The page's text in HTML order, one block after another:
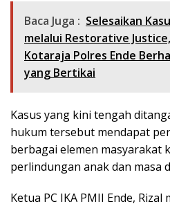
Baca Juga : ​Selesaikan
melalui Restorative
Kotaraja Polres Ende
yang Bertikai
Kasus yang kini tengah
hukum tersebut mendapat
berbagai elemen masyarakat
perlindungan anak dan masa
Ketua PC IKA PMII Ende,